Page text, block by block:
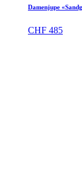
Damenjupe
CHF 485